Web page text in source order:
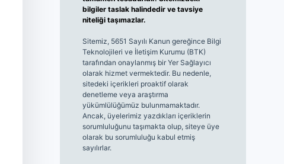
bilgiler taslak halindedir ve tavsiye
niteliği taşımazlar.
Sitemiz, 5651 Sayılı Kanun gereğince Bilgi
Teknolojileri ve İletişim Kurumu (BTK)
tarafından onaylanmış bir Yer Sağlayıcı
olarak hizmet vermektedir. Bu nedenle,
sitedeki içerikleri proaktif olarak
denetleme veya araştırma
yükümlülüğümüz bulunmamaktadır.
Ancak, üyelerimiz yazdıkları içeriklerin
sorumluluğunu taşımakta olup, siteye üye
olarak bu sorumluluğu kabul etmiş
sayılırlar.